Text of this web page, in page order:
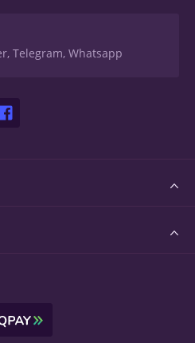
Telegram, Whatsapp